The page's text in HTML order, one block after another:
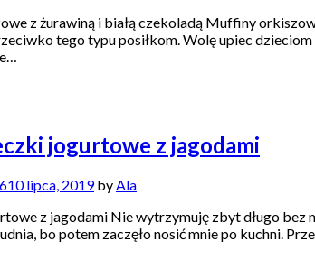
z żurawiną i białą czekoladą Muffiny
tego typu posiłkom. Wolę upiec
jogurtowe z jagodami
10 lipca, 2019by Ala
z jagodami Nie wytrzymuję zbyt długo bez
bo potem zaczęło nosić mnie po kuchni.